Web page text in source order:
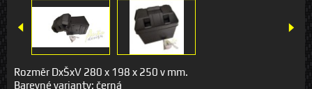
Rozměr DxŠxV 280 x 198 x 250 v mm.
Barevné varianty: černá